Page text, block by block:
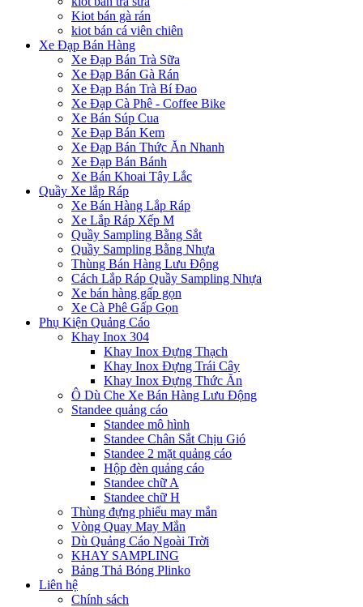
Kiot bán gà rán
kiot bán cá viên chiên
Xe Đạp Bán Hàng
Xe Đạp Bán Trà Sữa
Xe Đạp Bán Gà Rán
Xe Đạp Bán Trà Bí Đao
Xe Đạp Cà Phê - Coffee Bike
Xe Bán Súp Cua
Xe Đạp Bán Kem
Xe Đạp Bán Thức Ăn Nhanh
Xe Đạp Bán Bánh
Xe Bán Khoai Tây Lắc
Quầy Xe lắp Ráp
Xe Bán Hàng Lắp Ráp
Xe Lắp Ráp Xếp M
Quầy Sampling Bằng Sắt
Quầy Sampling Bằng Nhựa
Thùng Bán Hàng Lưu Động
Cách Lắp Ráp Quầy Sampling Nhựa
Xe bán hàng gấp gọn
Xe Cà Phê Gấp Gọn
Phụ Kiện Quảng Cáo
Khay Inox 304
Khay Inox Đựng Thạch
Khay Inox Đựng Trái Cây
Khay Inox Đựng Thức Ăn
Ô Dù Che Xe Bán Hàng Lưu Động
Standee quảng cáo
Standee mô hình
Standee Chân Sắt Chịu Gió
Standee 2 mặt quảng cáo
Hộp đèn quảng cáo
Standee chữ A
Standee chữ H
Thùng đựng phiếu may mắn
Vòng Quay May Mắn
Dù Quảng Cáo Ngoài Trời
KHAY SAMPLING
Bảng Thả Bóng Plinko
Liên hệ
Chính sách